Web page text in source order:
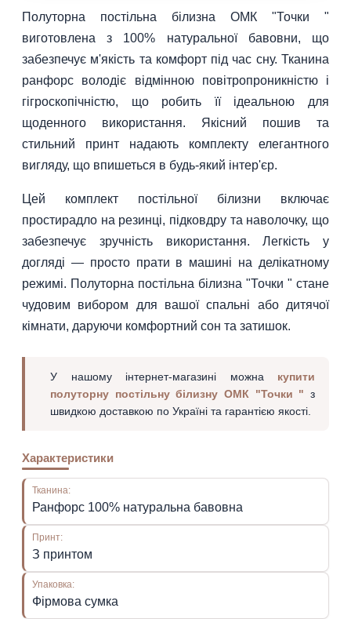
Полуторна постільна білизна ОМК "Точки "
виготовлена з 100% натуральної бавовни, що
забезпечує м'якість та комфорт під час сну. Тканина
ранфорс володіє відмінною повітропроникністю і
гігроскопічністю, що робить її ідеальною для
щоденного використання. Якісний пошив та
стильний принт надають комплекту елегантного
вигляду, що впишеться в будь-який інтер'єр.
Цей комплект постільної білизни включає
простирадло на резинці, підковдру та наволочку, що
забезпечує зручність використання. Легкість у
догляді — просто прати в машині на делікатному
режимі. Полуторна постільна білизна "Точки " стане
чудовим вибором для вашої спальні або дитячої
кімнати, даруючи комфортний сон та затишок.
У нашому інтернет-магазині можна купити
полуторну постільну білизну ОМК "Точки " з
швидкою доставкою по Україні та гарантією якості.
Характеристики
Тканина:
Ранфорс 100% натуральна бавовна
Принт:
З принтом
Упаковка:
Фірмова сумка